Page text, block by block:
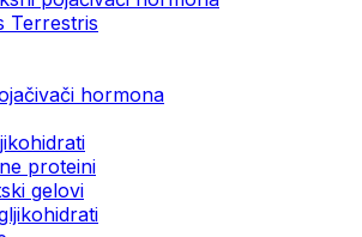
Terrestris
hormona
proteini
gelovi